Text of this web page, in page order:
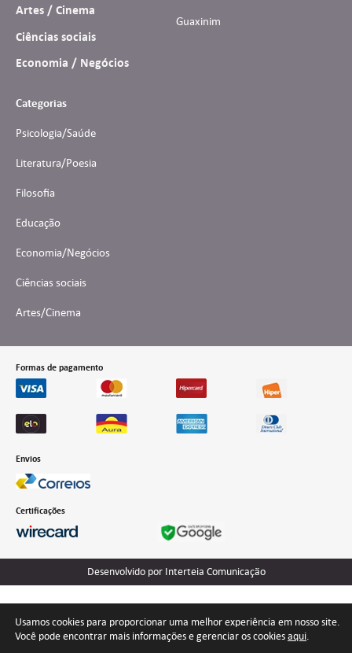
Artes / Cinema
Ciências sociais
Economia / Negócios
Guaxinim
Categorias
Psicologia/Saúde
Literatura/Poesia
Filosofia
Educação
Economia/Negócios
Ciências sociais
Artes/Cinema
Formas de pagamento
Envios
Certificações
Desenvolvido por Interteia Comunicação
Usamos cookies para proporcionar uma melhor experiência em nosso site.
Você pode encontrar mais informações e gerenciar os cookiesaqui.